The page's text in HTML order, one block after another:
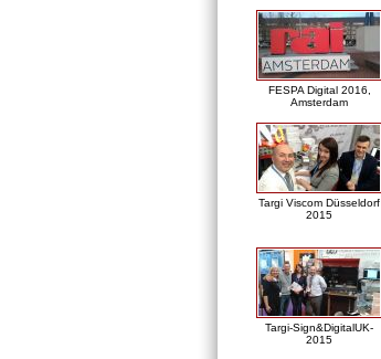
FESPA Digital 2016,
Amsterdam
Targi Viscom Düsseldorf
2015
Targi-Sign&DigitalUK-
2015